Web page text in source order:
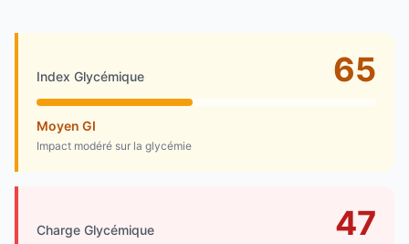
Index Glycémique 65
Moyen GI
Impact modéré sur la glycémie
Charge Glycémique 47